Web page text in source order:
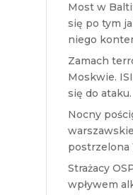
Most w
się po tym
niego
Zamach
Moskwie.
się do ataku.
Nocny
postrzelona
Strażacy
wpływem